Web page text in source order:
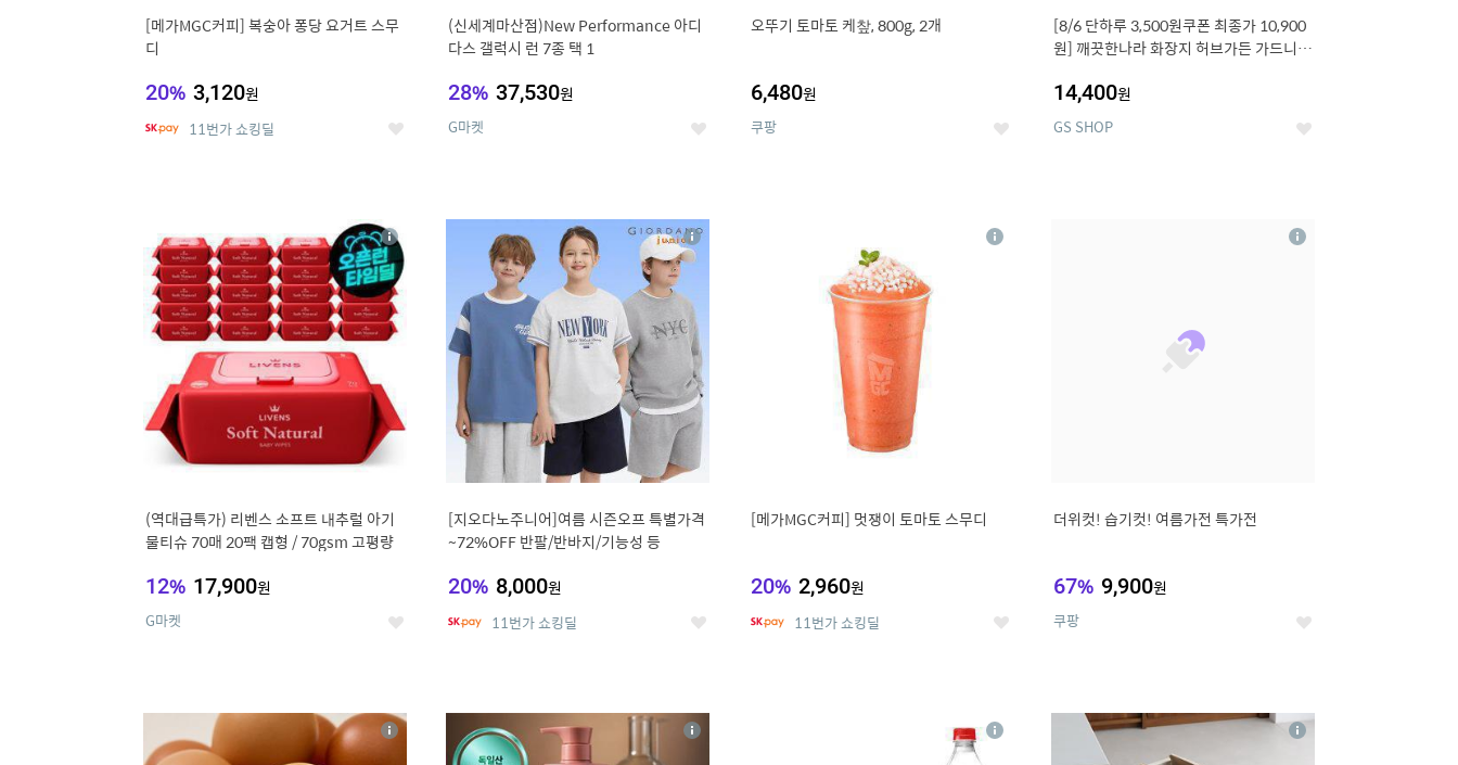
[메가MGC커피] 복숭아 퐁당 요거트 스무
디
20% 3,120원
11번가 쇼킹딜 좋
(신세계마산점)New Performance 아디
다스 갤럭시 런 7종 택 1
28% 37,530원
G마켓 좋
오뚜기 토마토 케챂, 800g, 2개
6,480원
쿠팡 좋
[8/6 단하루 3,500원쿠폰 최종가 10,900
원] 깨끗한나라 화장지 허브가든 가드니아
14,400원
GS SHOP 좋
(역대급특가) 리벤스 소프트 내추럴 아기
물티슈 70매 20팩 캡형 / 70gsm 고평량
12% 17,900원
G마켓 좋
상
세
10
[지오다노주니어]여름 시즌오프 특별가격
~72%OFF 반팔/반바지/기능성 등
20% 8,000원
11번가 쇼킹딜 좋
상
세
[메가MGC커피] 멋쟁이 토마토 스무디
20% 2,960원
11번가 쇼킹딜 좋
상
더위컷! 습기컷! 여름가전 특가전
67% 9,900원
쿠팡 좋
상
13
상
세
14
상 상
16
상